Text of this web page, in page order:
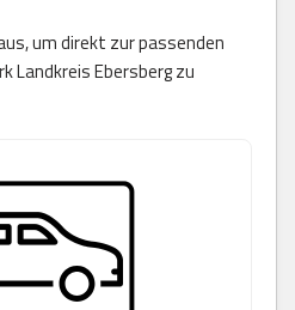
um direkt zur passenden
Landkreis Ebersberg zu